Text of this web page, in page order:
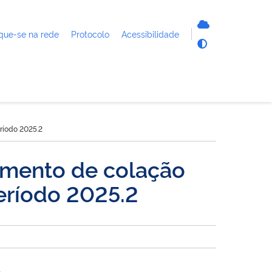
se na rede Protocolo Acessibilidade
2025.2
de colação
2025.2